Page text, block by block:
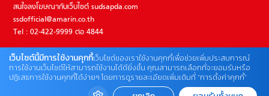
สนใจลงโฆษณากับเว็บไซต์ sudsapda.com
ssdofficial@amarin.co.th
Tel : 02-422-9999 ต่อ 4844
ติดต่อแจ้งปัญหาหรือร้องเรียน
02-422-9999 ต่อ 4180
(จันทร์ – ศุกร์ เวลา 09.00 – 18.00 น)
เว็บไซต์นี้มีการใช้งานคุกกี้เว็บไซต์ของเราใช้งานคุกกี้เพื่อช่วยเพิ่มประสบการณ์
การใช้งานเว็บไซต์ให้สามารถใช้งานได้ดียิ่งขึ้น คุณสามารถเลือกที่จะยอมรับหรือ
ปฏิเสธการใช้งานคุกกี้ได้ง่ายๆ โดยการดูรายละเอียดเพิ่มเติมที่ “การตั้งค่าคุกกี้”